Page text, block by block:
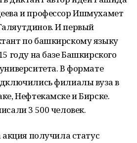
и профессор Ишмухамет
И первый
по башкирскому языку
году на базе Башкирского
В формате
филиалы вуза в
Нефтекамске и Бирске.
3 500 человек.
получила статус